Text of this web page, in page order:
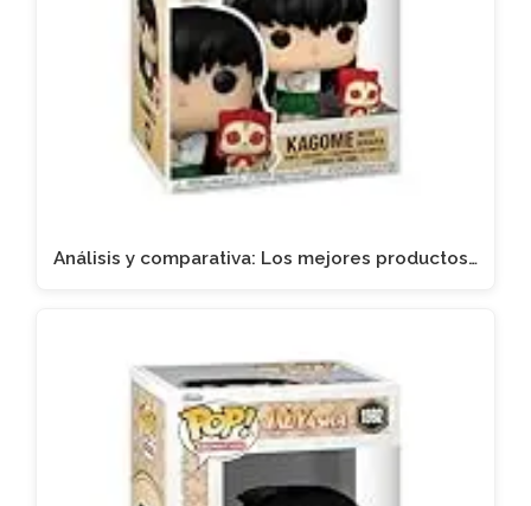
Análisis y comparativa: Los mejores productos…